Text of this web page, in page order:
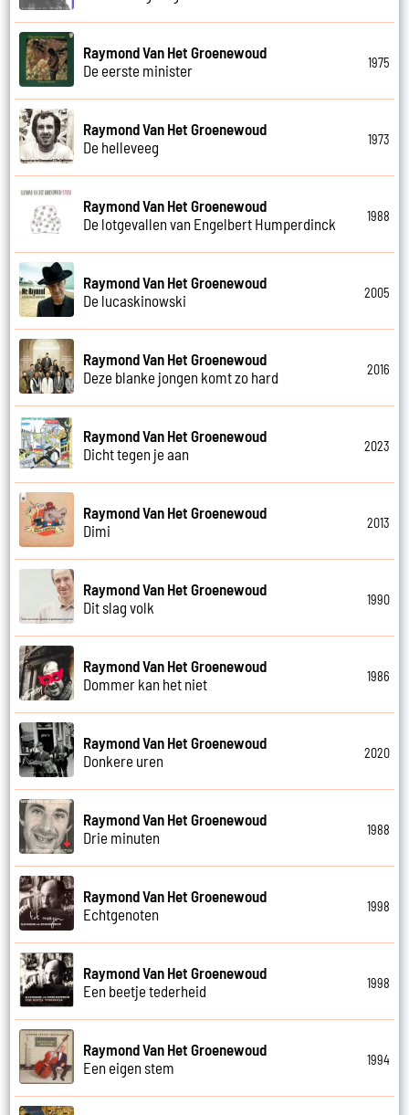
Raymond Van Het Groenewoud
De eerste minister
1975
Raymond Van Het Groenewoud
De helleveeg
1973
Raymond Van Het Groenewoud
De lotgevallen van Engelbert Humperdinck
1988
Raymond Van Het Groenewoud
De lucaskinowski
2005
Raymond Van Het Groenewoud
Deze blanke jongen komt zo hard
2016
Raymond Van Het Groenewoud
Dicht tegen je aan
2023
Raymond Van Het Groenewoud
Dimi
2013
Raymond Van Het Groenewoud
Dit slag volk
1990
Raymond Van Het Groenewoud
Dommer kan het niet
1986
Raymond Van Het Groenewoud
Donkere uren
2020
Raymond Van Het Groenewoud
Drie minuten
1988
Raymond Van Het Groenewoud
Echtgenoten
1998
Raymond Van Het Groenewoud
Een beetje tederheid
1998
Raymond Van Het Groenewoud
Een eigen stem
1994